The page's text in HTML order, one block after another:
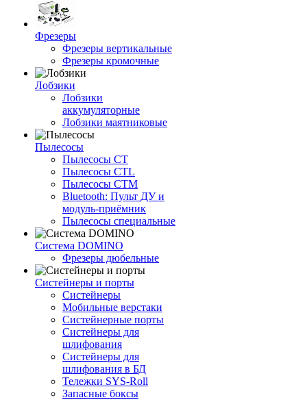
Фрезеры
Фрезеры вертикальные
Фрезеры кромочные
Лобзики
Лобзики
аккумуляторные
Лобзики маятниковые
Пылесосы
Пылесосы CT
Пылесосы CTL
Пылесосы CTM
Bluetooth: Пульт ДУ и
модуль-приёмник
Пылесосы специальные
Система DOMINO
Фрезеры дюбельные
Систейнеры и порты
Систейнеры
Мобильные верстаки
Систейнерные порты
Систейнеры для
шлифования
Систейнеры для
шлифования в БД
Тележки SYS-Roll
Запасные боксы